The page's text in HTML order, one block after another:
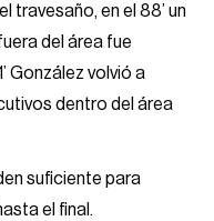
travesaño, en el 88’ un
del área fue
González volvió a
dentro del área
suficiente para
el final.